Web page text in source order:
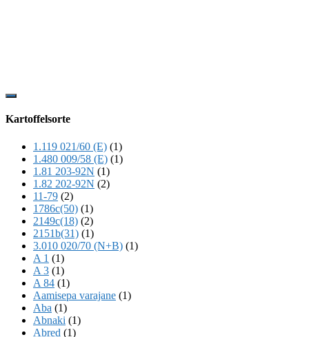
Show
Content
Kartoffelsorte
1.119 021/60 (E) (1)
1.480 009/58 (E) (1)
1.81 203-92N (1)
1.82 202-92N (2)
11-79 (2)
1786c(50) (1)
2149c(18) (2)
2151b(31) (1)
3.010 020/70 (N+B) (1)
A 1 (1)
A 3 (1)
A 84 (1)
Aamisepa varajane (1)
Aba (1)
Abnaki (1)
Abred (1)